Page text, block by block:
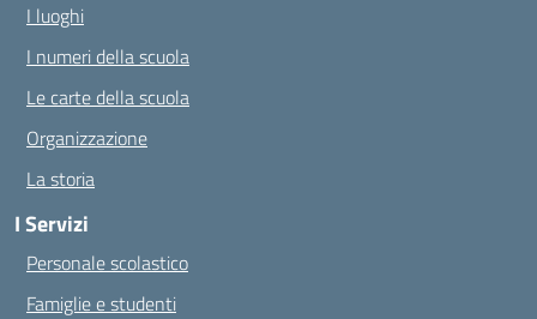
I luoghi
I numeri della scuola
Le carte della scuola
Organizzazione
La storia
I Servizi
Personale scolastico
Famiglie e studenti